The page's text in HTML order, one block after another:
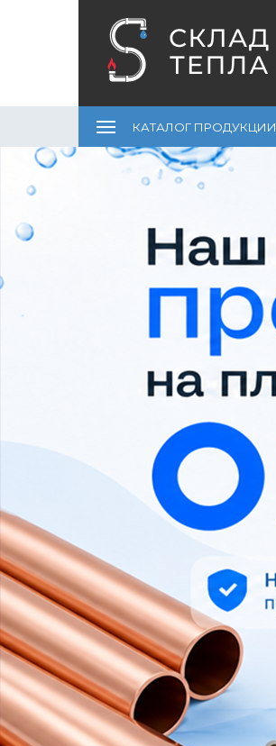
КАТАЛОГ ПРОДУКЦИИ